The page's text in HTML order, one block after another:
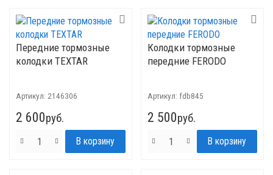
Передние тормозные
колодки TEXTAR
Артикул: 2146306
2 600руб.
Колодки тормозные
передние FERODO
Артикул: fdb845
2 500руб.